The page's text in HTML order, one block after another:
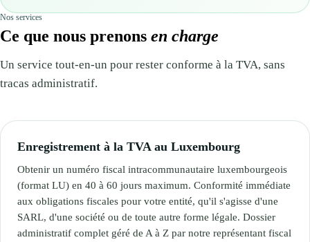
Nos services
Ce que nous prenons en charge
Un service tout-en-un pour rester conforme à la TVA, sans
tracas administratif.
Enregistrement à la TVA au Luxembourg
Obtenir un numéro fiscal intracommunautaire luxembourgeois
(format LU) en 40 à 60 jours maximum. Conformité immédiate
aux obligations fiscales pour votre entité, qu'il s'agisse d'une
SARL, d'une société ou de toute autre forme légale. Dossier
administratif complet géré de A à Z par notre représentant fiscal